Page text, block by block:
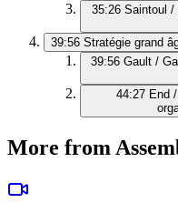
35:26 Saintoul
39:56 Stratégie grand
39:56 Gault /
44:27 End
More from